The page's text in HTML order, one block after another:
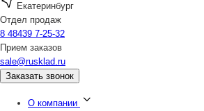
Екатеринбург
Отдел продаж
8 48439 7-25-32
Прием заказов
sale@rusklad.ru
Заказать звонок
О компании